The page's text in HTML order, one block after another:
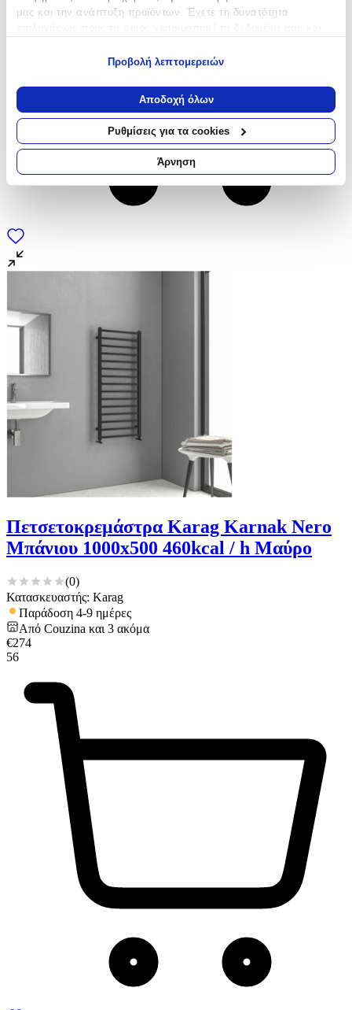
μας και την ανάπτυξη προϊόντων. Έχετε τη δυνατότητα
Να συλλέξουμε πληροφορίες σχετικά με τη γεωγραφική
σας τοποθεσία, οι οποίες μπορεί να είναι ακριβείς σε
απόσταση μερικών μέτρων
Να αναγνωρίσουμε τη συσκευή σας σαρώνοντας ενεργά
για συγκεκριμένα χαρακτηριστικά (δακτυλικό αποτύπωμα)
Μάθετε περισσότερα σχετικά με τον τρόπο επεξεργασίας των
προσωπικών σας δεδομένων και καθορίστε τις προτιμήσεις σας
ενότητα “Λεπτομέρειες”
. Μπορείτε να αλλάξετε ή να
Δήλωση Cookies.
Χρησιμοποιούμε cookies ώστε η τοποθεσία μας να λειτουργεί
αναλύουμε την κυκλοφορία μας. Εμείς και οι 1022 συνεργάτες
μας επεξεργαζόμαστε προσωπικά σας δεδομένα, π.χ. τη
διεύθυνση IP σας, χρησιμοποιώντας τεχνολογία όπως cookies
για να αποθηκεύουμε και να έχουμε πρόσβαση σε πληροφορίες
στη συσκευή σας, με σκοπό την προβολή εξατομικευμένων
διαφημίσεων και περιεχομένου, τις μετρήσεις σχετικά με
διαφημίσεις και περιεχόμενο, την καλύτερη εικόνα του κοινού
μας και την ανάπτυξη προϊόντων. Επίσης, κοινοποιούμε
πληροφορίες σχετικά με την από μέρους σας χρήση της
τοποθεσίας μας στους συνεργάτες μέσων κοινωνικής
δικτύωσης, διαφημίσεων και ανάλυσης.
Προβολή λεπτομερειών
Αποδοχή όλων
Ρυθμίσεις για τα cookies
Άρνηση
Πετσετοκρεμάστρα Karag Karnak Nero
Μπάνιου 1000x500 460kcal / h Μαύρο
(0)
Κατασκευαστής: Karag
Παράδοση 4-9 ημέρες
Από Couzina και 3 ακόμα
€274
56